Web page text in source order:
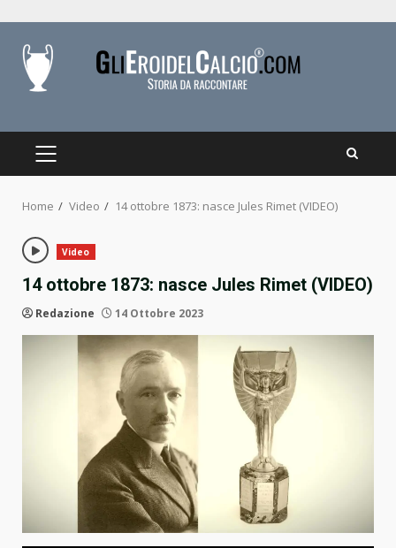
content
PRIMARY
Home Video 14 ottobre 1873: nasce Jules Rimet (VIDEO)
Video
14 ottobre 1873: nasce Jules Rimet (VIDEO)
Redazione 14 Ottobre 2023